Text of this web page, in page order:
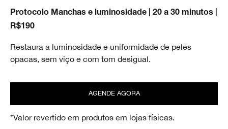
Protocolo Manchas e luminosidade | 20 a 30 minutos |
R$190
Restaura a luminosidade e uniformidade de peles
opacas, sem viço e com tom desigual.
AGENDE AGORA
*Valor revertido em produtos em lojas físicas.